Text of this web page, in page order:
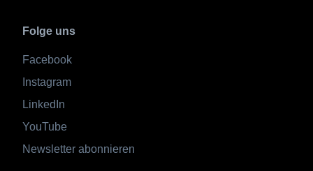
Folge uns
Facebook
Instagram
LinkedIn
YouTube
Newsletter abonnieren